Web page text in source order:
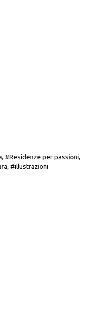
#Residenze per passioni,
#illustrazioni